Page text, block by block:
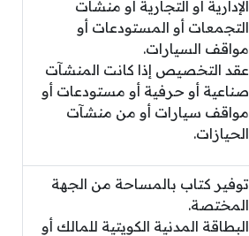
الإدارية أو التجارية أو منشآت
التجمعات أو المستودعات أو
مواقف السيارات.
عقد التخصيص إذا كانت المنشآت
صناعية أو حرفية أو مستودعات أو
مواقف سيارات أو من منشآت
الحيازات.
توفير كتاب بالمساحة من الجهة
المختصة.
البطاقة المدنية الكويتية للمالك أو